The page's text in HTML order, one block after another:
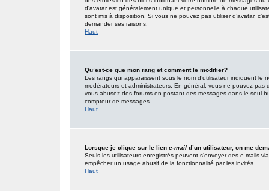
d’avatar est généralement unique et personnelle à chaque
sont mis à disposition. Si vous ne pouvez pas utiliser d’avatar,
demander ses raisons.
Haut
Qu’est-ce que mon rang et comment le modifier?
Les rangs qui apparaissent sous le nom d’utilisateur indiquent
modérateurs et administrateurs. En général, vous ne pouvez pas
vous abusez des forums en postant des messages dans le seul
compteur de messages.
Haut
Lorsque je clique sur le lien e-mail d’un utilisateur, on me
Seuls les utilisateurs enregistrés peuvent s’envoyer des e-mails
empêcher un usage abusif de la fonctionnalité par les invités.
Haut